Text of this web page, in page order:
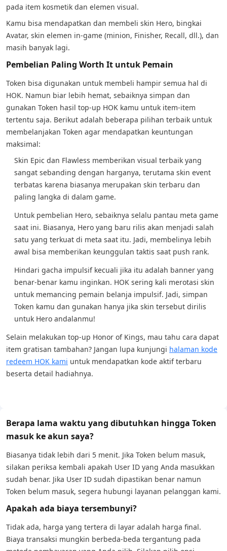
pada item kosmetik dan elemen visual.
Kamu bisa mendapatkan dan membeli skin Hero, bingkai
Avatar, skin elemen in-game (minion, Finisher, Recall, dll.), dan
masih banyak lagi.
Pembelian Paling Worth It untuk Pemain
Token bisa digunakan untuk membeli hampir semua hal di
HOK. Namun biar lebih hemat, sebaiknya simpan dan
gunakan Token hasil top-up HOK kamu untuk item-item
tertentu saja. Berikut adalah beberapa pilihan terbaik untuk
membelanjakan Token agar mendapatkan keuntungan
maksimal:
Skin Epic dan Flawless memberikan visual terbaik yang
sangat sebanding dengan harganya, terutama skin event
terbatas karena biasanya merupakan skin terbaru dan
paling langka di dalam game.
Untuk pembelian Hero, sebaiknya selalu pantau meta game
saat ini. Biasanya, Hero yang baru rilis akan menjadi salah
satu yang terkuat di meta saat itu. Jadi, membelinya lebih
awal bisa memberikan keunggulan taktis saat push rank.
Hindari gacha impulsif kecuali jika itu adalah banner yang
benar-benar kamu inginkan. HOK sering kali merotasi skin
untuk memancing pemain belanja impulsif. Jadi, simpan
Token kamu dan gunakan hanya jika skin tersebut dirilis
untuk Hero andalanmu!
Selain melakukan top-up Honor of Kings, mau tahu cara dapat
item gratisan tambahan? Jangan lupa kunjungi halaman kode
redeem HOK kami untuk mendapatkan kode aktif terbaru
beserta detail hadiahnya.
Berapa lama waktu yang dibutuhkan hingga Token
masuk ke akun saya?
Biasanya tidak lebih dari 5 menit. Jika Token belum masuk,
silakan periksa kembali apakah User ID yang Anda masukkan
sudah benar. Jika User ID sudah dipastikan benar namun
Token belum masuk, segera hubungi layanan pelanggan kami.
Apakah ada biaya tersembunyi?
Tidak ada, harga yang tertera di layar adalah harga final.
Biaya transaksi mungkin berbeda-beda tergantung pada